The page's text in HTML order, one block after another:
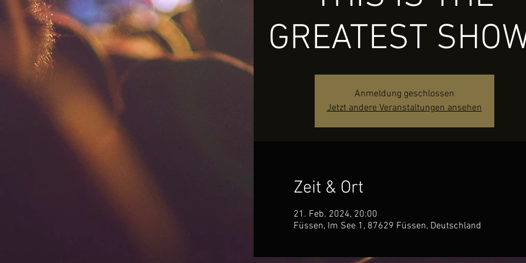
GREATEST
Anmeldung geschlossen
Jetzt andere Veranstaltungen ansehen
Zeit & Ort
21. Feb. 2024, 20:00
Füssen, Im See 1, 87629 Füssen, Deutschland